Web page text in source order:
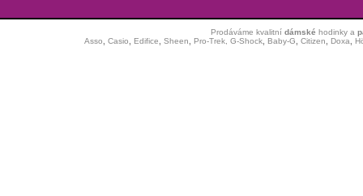
Prodáváme kvalitní dámské hodinkya
Asso
Casio Edifice Sheen Pro-Trek, G-Shock, Baby-G Citizen Doxa